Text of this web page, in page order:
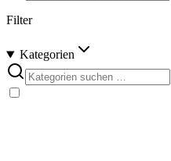
Filter
Kategorien